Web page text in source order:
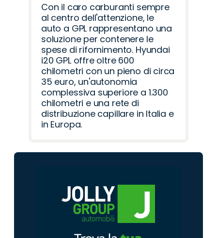
Con il caro carburanti sempre
al centro dell'attenzione, le
auto a GPL rappresentano una
soluzione per contenere le
spese di rifornimento. Hyundai
i20 GPL offre oltre 600
chilometri con un pieno di circa
35 euro, un'autonomia
complessiva superiore a 1.300
chilometri e una rete di
distribuzione capillare in Italia e
in Europa.